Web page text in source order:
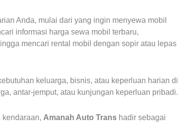
Anda, mulai dari yang ingin menyewa mobil
informasi harga sewa mobil terbaru,
mencari rental mobil dengan sopir atau lepas
keluarga, bisnis, atau keperluan harian di
antar-jemput, atau kunjungan keperluan pribadi.
Amanah Auto Trans hadir sebagai